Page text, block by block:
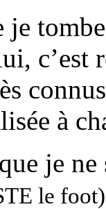
c’est
à
je
le foot)